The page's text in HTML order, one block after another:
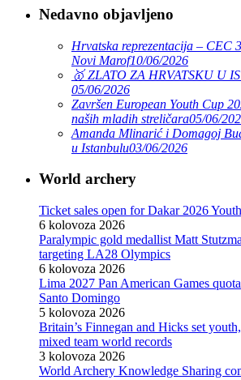
Nedavno objavljeno
Hrvatska reprezentacija – CEC
Novi Marof10/06/2026
🥇 ZLATO ZA HRVATSKU U
05/06/2026
Završen European Youth Cup
naših mladih streličara05/06/
Amanda Mlinarić i Domagoj
u Istanbulu03/06/2026
World archery
Ticket sales open for Dakar 2026
6 kolovoza 2026
Paralympic gold medallist Matt
targeting LA28 Olympics
6 kolovoza 2026
Lima 2027 Pan American Games
Santo Domingo
5 kolovoza 2026
Britain’s Finnegan and Hicks set
mixed team world records
3 kolovoza 2026
World Archery Knowledge Sharing